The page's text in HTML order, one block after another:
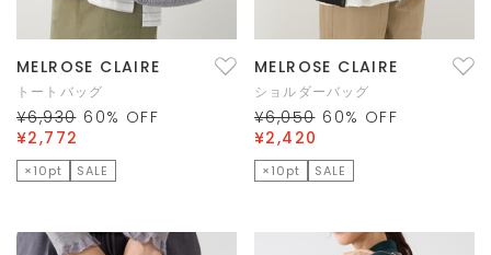
MELROSE CLAIRE
トートバッグ
¥6,930 60% OFF
¥2,772
×10pt SALE
MELROSE CLAIRE
ショルダーバッグ
¥6,050 60% OFF
¥2,420
×10pt SALE